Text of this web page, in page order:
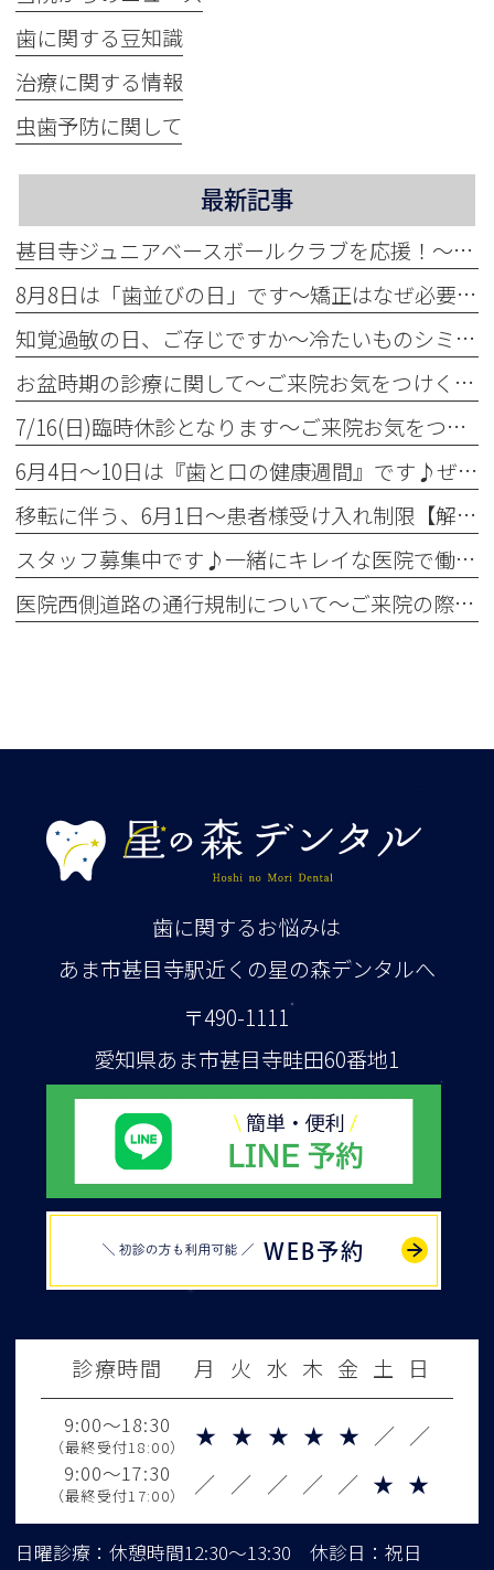
歯に関する豆知識
治療に関する情報
虫歯予防に関して
最新記事
甚目寺ジュニアベースボールクラブを応援！～地域活性化に力をいれています～
8月8日は「歯並びの日」です～矯正はなぜ必要？～
知覚過敏の日、ご存じですか～冷たいものシミませんか？～
お盆時期の診療に関して～ご来院お気をつけください～
7/16(日)臨時休診となります～ご来院お気をつけください～
6月4日～10日は『歯と口の健康週間』です♪ぜひ定期検診へ！
移転に伴う、6月1日～患者様受け入れ制限【解除】について
スタッフ募集中です♪一緒にキレイな医院で働きませんか？✨
医院西側道路の通行規制について～ご来院の際お気をつけください～
歯に関するお悩みは
あま市甚目寺駅近くの星の森デンタルへ
〒490-1111
愛知県あま市甚目寺畦田60番地1
WEB予約
診療時間 月 火 水 木 金 土 日
9:00～18:30
（最終受付18:00） ★ ★ ★ ★ ★ ／ ／
9:00～17:30
（最終受付17:00） ／ ／ ／ ／ ／ ★ ★
日曜診療：休憩時間12:30～13:30 休診日：祝日